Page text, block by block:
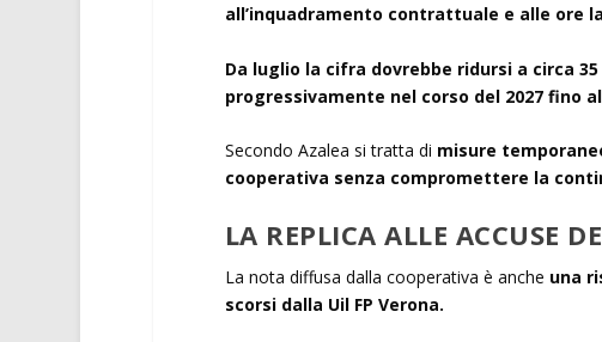
all’inquadramento contrattuale e alle ore
Da luglio la cifra dovrebbe ridursi a circa
progressivamente nel corso del 2027 fino
Secondo Azalea si tratta di misure
cooperativa senza compromettere la
LA REPLICA ALLE ACCUSE
La nota diffusa dalla cooperativa è anche una
scorsi dalla Uil FP Verona.